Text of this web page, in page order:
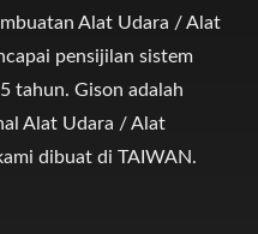
Alat Udara / Alat
pensijilan sistem
tahun. Gison adalah
Alat Udara / Alat
dibuat di TAIWAN.